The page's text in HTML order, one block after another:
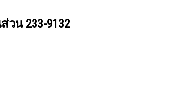
วน 233-9132